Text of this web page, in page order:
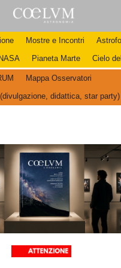
Mostre e Incontri
NASA Pianeta Marte Cielo
Mappa Osservatori
didattica, star party)